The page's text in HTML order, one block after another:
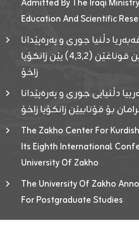
Admitted By The Iraqi
Education And Scientific
دڵنیا جوری و پەرەپێدانا
پرۆگرامان بۆ قوتابیێن قوناغێن (٤٫٣٫٢) یێن زانکۆیا
زاخۆ
دڵنیایی جوری و پەرەپێدانا
بۆ قۆتابیێن زانکۆیا زاخۆ
The Zakho Center For
Its Eighth International
University Of Zakho
The University Of Zakho
For Postgraduate Studies